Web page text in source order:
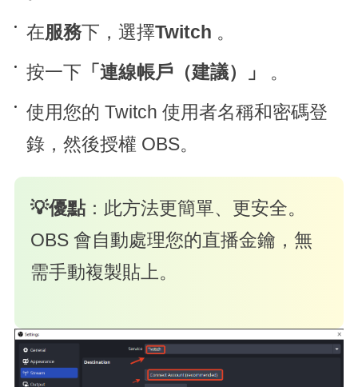
在服務下，選擇Twitch 。
按一下 「連線帳戶（建議）」
。
使用您的 Twitch 使用者名稱和密碼登
錄，然後授權 OBS。
💡優點：此方法更簡單、更安全。
OBS 會自動處理您的直播金鑰，無
需手動複製貼上。